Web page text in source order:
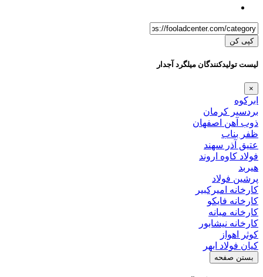
کپی کن
لیست تولیدکنندگان میلگرد آجدار
×
ابرکوه
بردسیر کرمان
ذوب آهن اصفهان
ظفر بناب
عتیق آذر سهند
فولاد کاوه اروند
هیربد
پرشین فولاد
کارخانه امیرکبیر
کارخانه فایکو
کارخانه میانه
کارخانه نیشابور
کوثر اهواز
کیان فولاد ابهر
بستن صفحه